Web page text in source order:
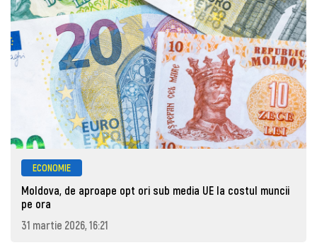
ECONOMIE
Moldova, de aproape opt ori sub media UE la costul muncii
pe ora
31 martie 2026, 16:21